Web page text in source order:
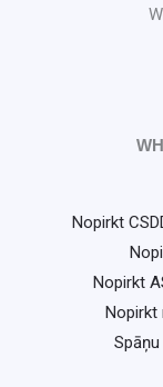
Nopirkt
Nopirkt
Nopirkt